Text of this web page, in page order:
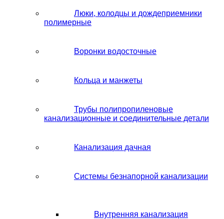
Люки, колодцы и дождеприемники
полимерные
Воронки водосточные
Кольца и манжеты
Трубы полипропиленовые
канализационные и соединительные детали
Канализация дачная
Системы безнапорной канализации
Внутренняя канализация